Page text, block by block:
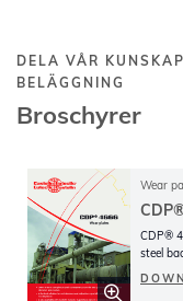
DELA VÅR
BELÄGGNING
Broschyrer
Wear
CDP®
steel
DIN